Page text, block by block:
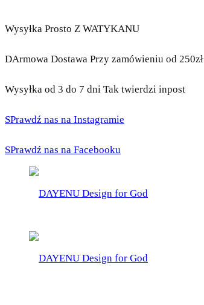
Wysyłka Prosto Z WATYKANU
DArmowa Dostawa Przy zamówieniu od 250zł
Wysyłka od 3 do 7 dni Tak twierdzi inpost
SPrawdź nas na Instagramie
SPrawdź nas na Facebooku